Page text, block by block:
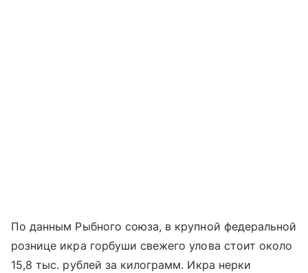
По данным Рыбного союза, в крупной федеральной
рознице икра горбуши свежего улова стоит около
15,8 тыс. рублей за килограмм. Икра нерки